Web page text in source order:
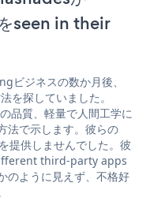
seen in their
ビジネスの数か月後、
を探していました。
品質、軽量で人間工学に
法で示します。彼らの
提供しませんでした。彼
third-party apps
のように見えず、不格好